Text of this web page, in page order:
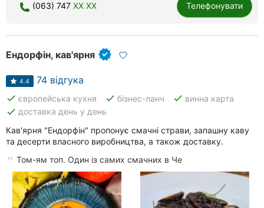
(063) 747 XX XX Телефонувати
Ендорфін, кав'ярня
4.4 74 відгука
done європейська кухня done бізнес-ланч done винна карта
done доставка день у день
Кав'ярня "Ендорфін" пропонує смачні страви, запашну каву
та десерти власного виробництва, а також доставку.
Том-ям топ. Один із самих смачних в Че